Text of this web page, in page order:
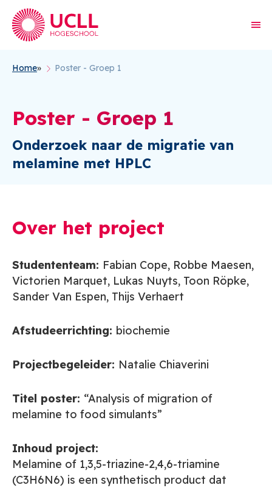
Kruimelpad
Home Poster - Groep 1
Poster - Groep 1
Onderzoek naar de migratie van
melamine met HPLC
Over het project
Studententeam: Fabian Cope, Robbe Maesen,
Victorien Marquet, Lukas Nuyts, Toon Röpke,
Sander Van Espen, Thijs Verhaert
Afstudeerrichting: biochemie
Projectbegeleider: Natalie Chiaverini
Titel poster: “Analysis of migration of
melamine to food simulants”
Inhoud project:
Melamine of 1,3,5-triazine-2,4,6-triamine
(C3H6N6) is een synthetisch product dat